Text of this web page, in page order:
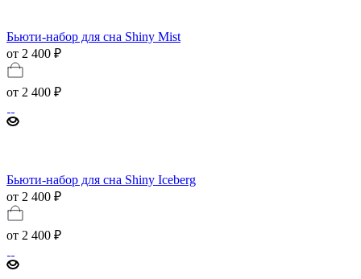
Бьюти-набор для сна Shiny Mist
от 2 400 ₽
от 2 400 ₽
Бьюти-набор для сна Shiny Iceberg
от 2 400 ₽
от 2 400 ₽